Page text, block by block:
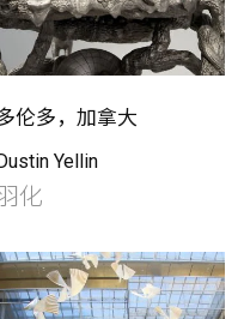
伦多，加拿大
Yellin
化